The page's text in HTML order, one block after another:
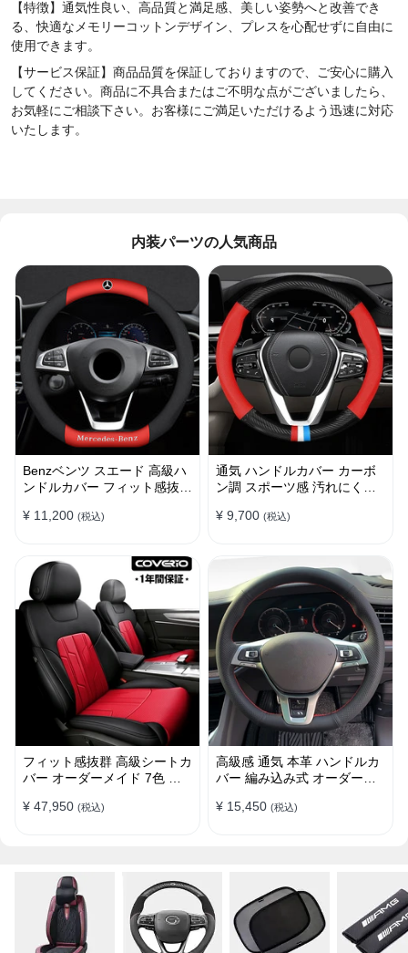
【特徴】通気性良い、高品質と満足感、美しい姿勢へと改善でき
る、快適なメモリーコットンデザイン、プレスを心配せずに自由に
使用できます。
【サービス保証】商品品質を保証しておりますので、ご安心に購入
してください。商品に不具合またはご不明な点がございましたら、
お気軽にご相談下さい。お客様にご満足いただけるよう迅速に対応
いたします。
内装パーツの人気商品
Benzベンツ スエード 高級ハ
ンドルカバー フィット感抜群
38CM
¥ 11,200 (税込)
通気 ハンドルカバー カーボ
ン調 スポーツ感 汚れにくい
け簡単 38CM
¥ 9,700 (税込)
フィット感抜群 高級シートカ
バー オーダーメイド 7色 防
ト
¥ 47,950 (税込)
高級感 通気 本革 ハンドルカ
バー 編み込み式 オーダーメ
プ
¥ 15,450 (税込)